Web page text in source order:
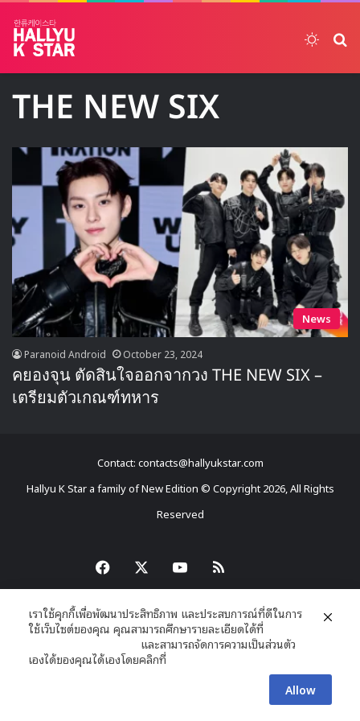
THE NEW SIX
News
Paranoid Android October 23, 2024
คยองจุน ตัดสินใจออกจากวง THE NEW SIX –
เตรียมตัวเกณฑ์ทหาร
Contact: contacts@hallyukstar.com
Hallyu K Star a family of New Edition © Copyright 2026, All Rights
Reserved
Facebook YouTube
RSS
เราใช้คุกกี้เพื่อพัฒนาประสิทธิภาพ และประสบการณ์ที่ดีในการ
ใช้เว็บไซต์ของคุณ คุณสามารถศึกษารายละเอียดได้ที่
และสามารถจัดการความเป็นส่วนตัว
เองได้ของคุณได้เองโดยคลิกที่
Allow